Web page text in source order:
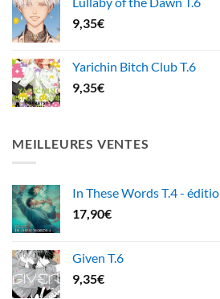
9,35€
Yarichin Bitch Club T.6
9,35€
MEILLEURES VENTES
In These Words T.4 -
17,90€
Given T.6
9,35€